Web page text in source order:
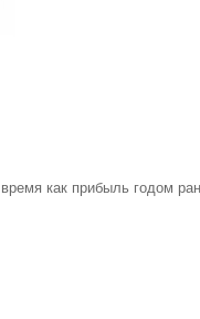
как прибыль годом